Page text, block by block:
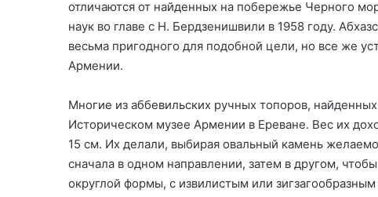
отличаются от найденных на побережье Черного
наук во главе с Н. Бердзенишвили в 1958 году.
весьма пригодного для подобной цели, но все же
Армении.
Многие из аббевильских ручных топоров,
Историческом музее Армении в Ереване. Вес их
15 см. Их делали, выбирая овальный камень
сначала в одном направлении, затем в другом,
округлой формы, с извилистым или